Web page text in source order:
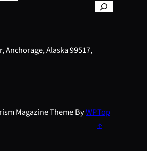
Anchorage, Alaska 99517,
Magazine Theme ByWPTop
↑